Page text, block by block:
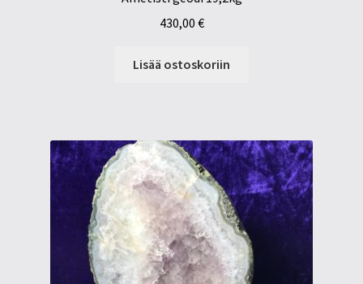
430,00 €
Lisää ostoskoriin